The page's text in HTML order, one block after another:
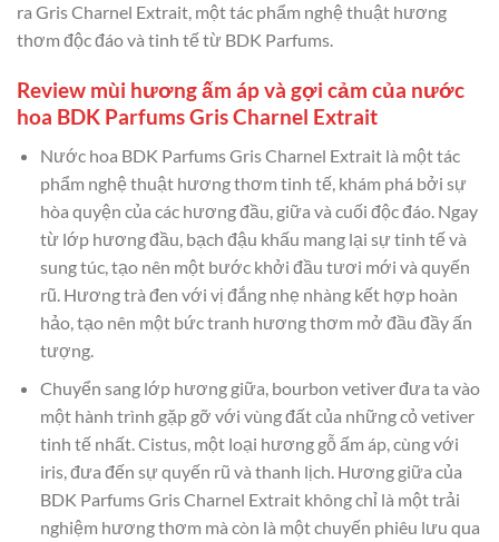
ra Gris Charnel Extrait, một tác phẩm nghệ thuật hương
thơm độc đáo và tinh tế từ BDK Parfums.
Review mùi hương ấm áp và gợi cảm của nước
hoa BDK Parfums Gris Charnel Extrait
Nước hoa BDK Parfums Gris Charnel Extrait là một tác
phẩm nghệ thuật hương thơm tinh tế, khám phá bởi sự
hòa quyện của các hương đầu, giữa và cuối độc đáo. Ngay
từ lớp hương đầu, bạch đậu khấu mang lại sự tinh tế và
sung túc, tạo nên một bước khởi đầu tươi mới và quyến
rũ. Hương trà đen với vị đắng nhẹ nhàng kết hợp hoàn
hảo, tạo nên một bức tranh hương thơm mở đầu đầy ấn
tượng.
Chuyển sang lớp hương giữa, bourbon vetiver đưa ta vào
một hành trình gặp gỡ với vùng đất của những cỏ vetiver
tinh tế nhất. Cistus, một loại hương gỗ ấm áp, cùng với
iris, đưa đến sự quyến rũ và thanh lịch. Hương giữa của
BDK Parfums Gris Charnel Extrait không chỉ là một trải
nghiệm hương thơm mà còn là một chuyến phiêu lưu qua